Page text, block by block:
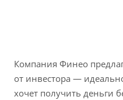
Компания Финео
от инвестора —
хочет получить деньги